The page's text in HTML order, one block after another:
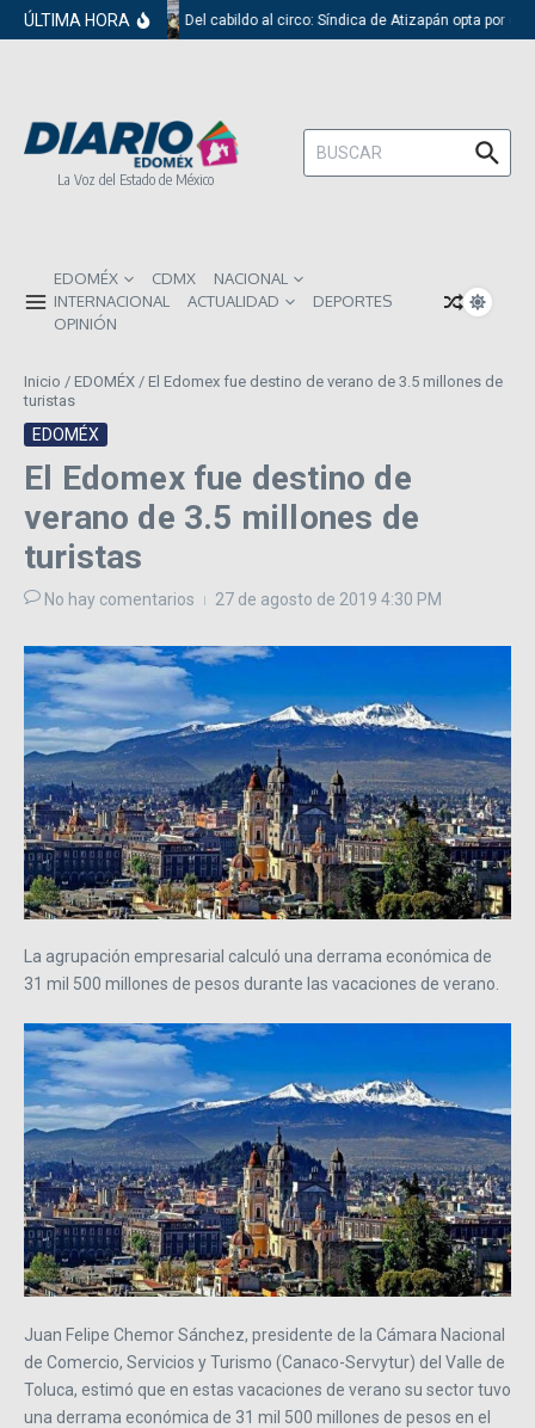
Saltar al contenido
ÚLTIMA HORA Del cabildo al circo: Síndica de Atizapán opta por el
La Voz del Estado de México
Buscar:
EDOMÉX CDMX
NACIONAL
INTERNACIONAL
ACTUALIDAD
DEPORTES
OPINIÓN
Inicio / EDOMÉX / El Edomex fue destino de verano de 3.5 millones de
turistas
EDOMÉX
El Edomex fue destino de
verano de 3.5 millones de
turistas
No hay comentarios 27 de agosto de 2019 4:30 PM
La agrupación empresarial calculó una derrama económica de
31 mil 500 millones de pesos durante las vacaciones de verano.
Juan Felipe Chemor Sánchez, presidente de la Cámara Nacional
de Comercio, Servicios y Turismo (Canaco-Servytur) del Valle de
Toluca, estimó que en estas vacaciones de verano su sector tuvo
una derrama económica de 31 mil 500 millones de pesos en el